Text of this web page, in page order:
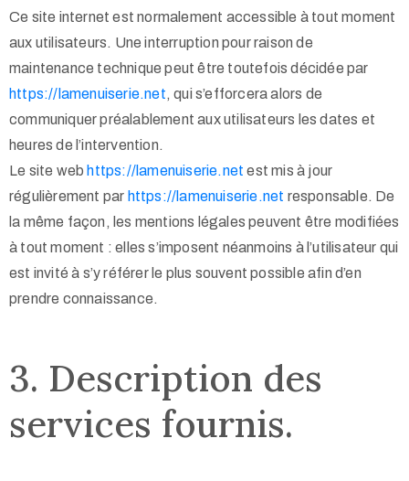
Ce site internet est normalement accessible à tout moment
aux utilisateurs. Une interruption pour raison de
maintenance technique peut être toutefois décidée par
https://lamenuiserie.net, qui s’efforcera alors de
communiquer préalablement aux utilisateurs les dates et
heures de l’intervention.
Le site web https://lamenuiserie.net est mis à jour
régulièrement par https://lamenuiserie.net responsable. De
la même façon, les mentions légales peuvent être modifiées
à tout moment : elles s’imposent néanmoins à l’utilisateur qui
est invité à s’y référer le plus souvent possible afin d’en
prendre connaissance.
3. Description des
services fournis.